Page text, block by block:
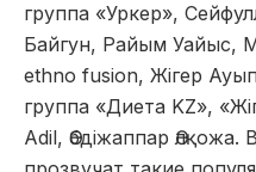
группа «Уркер»,
Байгун, Райым Уайыс,
ethno fusion, Жігер
группа «Диета KZ»,
Adil, Әбдіжаппар